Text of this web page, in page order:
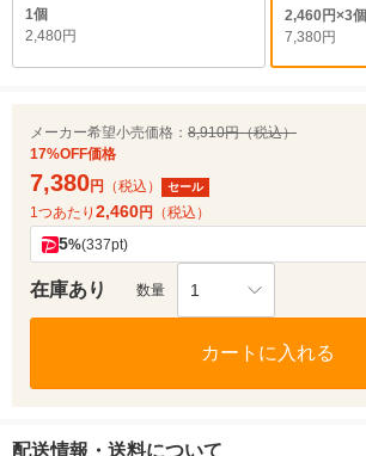
1個
2,480円
2,460円×3個
7,380円
メーカー希望小売価格： 8,910円（税込）
17%OFF価格
7,380円 （税込） セール
1つあたり 2,460円 （税込）
5%(337pt)
在庫あり 数量 1
カートに入れる
配送情報・送料について